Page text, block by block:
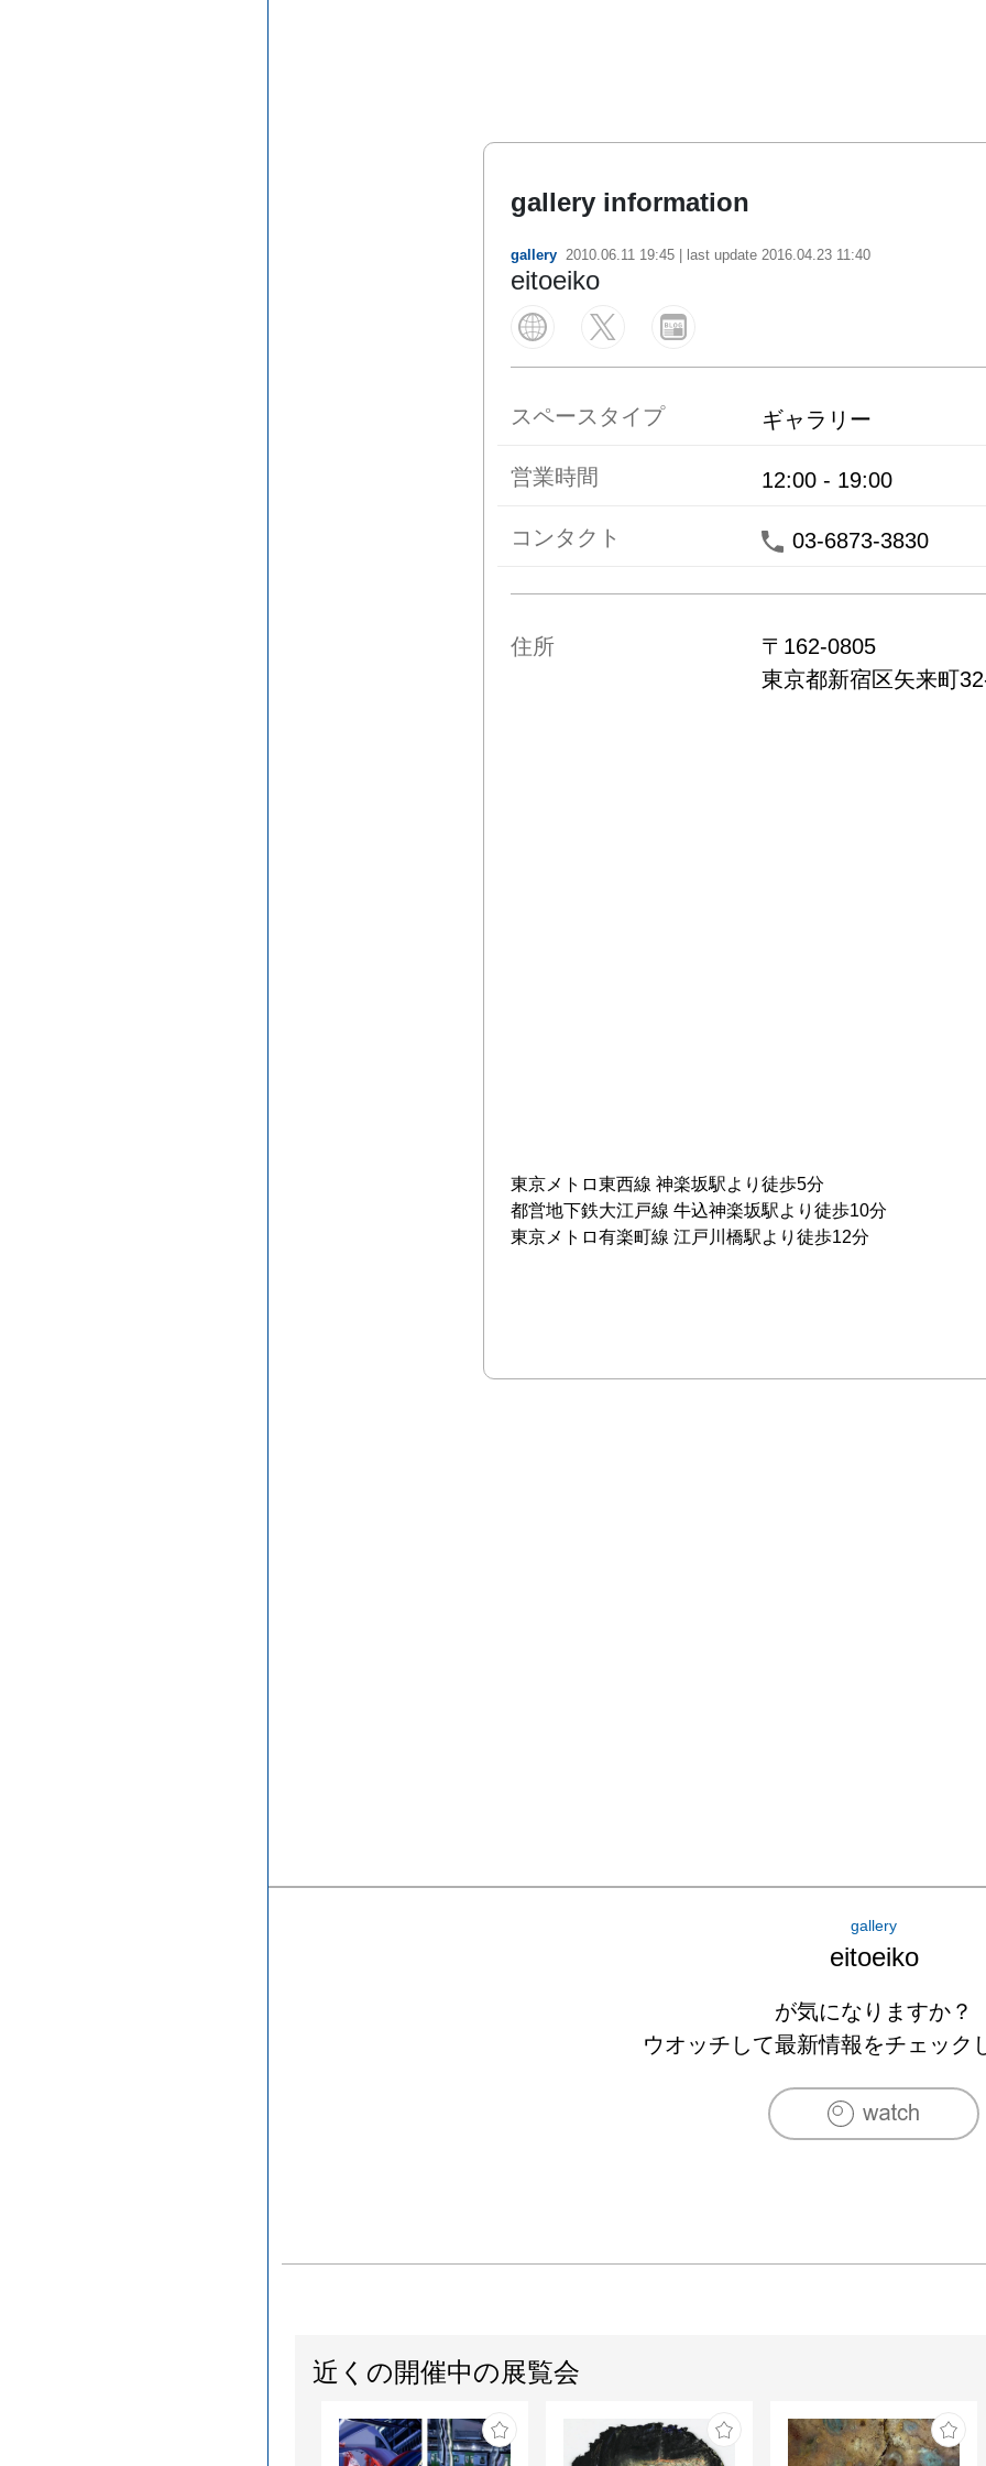
gallery information
gallery 2010.06.11 19:45 | last update 2016.04.23 11:40
eitoeiko
スペースタイプ ギャラリー
営業時間 12:00 - 19:00
コンタクト 03-6873-3830
住所 〒 162-0805
東京都新宿区矢来町
東京メトロ東西線 神楽坂駅より徒歩5分
都営地下鉄大江戸線 牛込神楽坂駅より徒歩10分
東京メトロ有楽町線 江戸川橋駅より徒歩12分
gallery
eitoeiko
が気になりますか？
ウオッチして最新情報をチェック
近くの開催中の展覧会